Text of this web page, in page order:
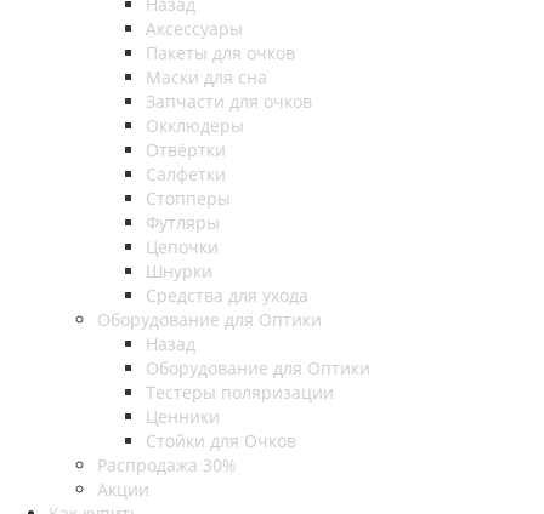
Аксессуары
Пакеты для очков
Маски для сна
Запчасти для очков
Окклюдеры
Отвёртки
Салфетки
Стопперы
Футляры
Цепочки
Шнурки
Средства для ухода
Оборудование для Оптики
Назад
Оборудование для Оптики
Тестеры поляризации
Ценники
Стойки для Очков
Распродажа 30%
Акции